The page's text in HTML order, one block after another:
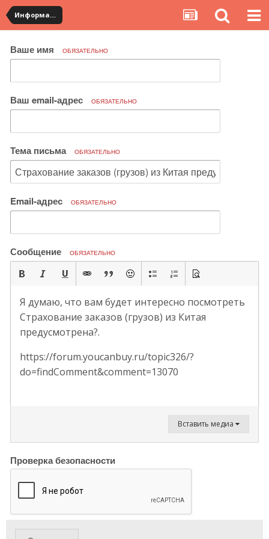
Информация по полученным посылкам
Ваше имя ОБЯЗАТЕЛЬНО
Ваш email-адрес ОБЯЗАТЕЛЬНО
Тема письма ОБЯЗАТЕЛЬНО
Email-адрес ОБЯЗАТЕЛЬНО
Сообщение ОБЯЗАТЕЛЬНО
Я думаю, что вам будет интересно посмотреть
Страхование заказов (грузов) из Китая
предусмотрена?.
https://forum.youcanbuy.ru/topic326/?
do=findComment&comment=13070
Вставить медиа
Проверка безопасности